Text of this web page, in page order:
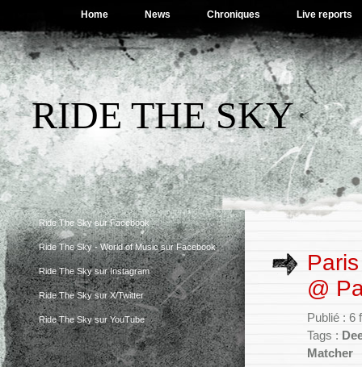
Home News Chroniques Live reports
RIDE THE SKY
Ride The Sky sur Facebook
Ride The Sky - World of Music sur Facebook
Ride The Sky sur Instagram
Ride The Sky sur X/Twitter
Ride The Sky sur YouTube
@
Publié : 6
Tags :
Matcher